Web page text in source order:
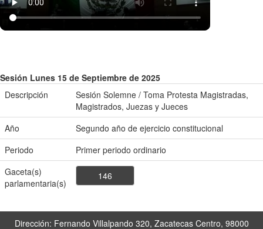
Sesión Lunes 15 de Septiembre de 2025
Descripción
Sesión Solemne / Toma Protesta Magistradas,
Magistrados, Juezas y Jueces
Año
Segundo año de ejercicio constitucional
Periodo
Primer periodo ordinario
Gaceta(s)
parlamentaria(s)
146
Dirección: Fernando Villalpando 320, Zacatecas Centro, 98000